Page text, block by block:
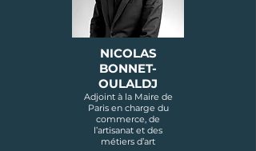
NICOLAS
BONNET-
OULALDJ
Adjoint à la Maire de
Paris en charge du
commerce, de
l’artisanat et des
métiers d’art